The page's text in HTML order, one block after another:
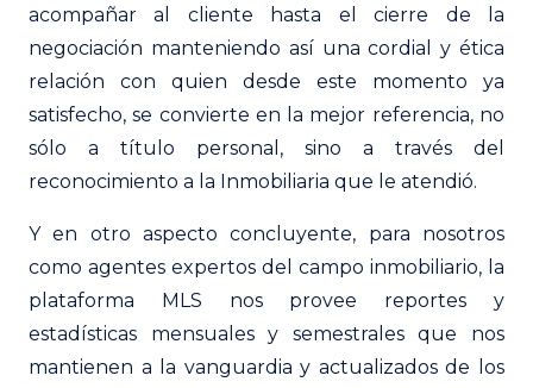
acompañar al cliente hasta el cierre de la
negociación manteniendo así una cordial y ética
relación con quien desde este momento ya
satisfecho, se convierte en la mejor referencia, no
sólo a título personal, sino a través del
reconocimiento a la Inmobiliaria que le atendió.
Y en otro aspecto concluyente, para nosotros
como agentes expertos del campo inmobiliario, la
plataforma MLS nos provee reportes y
estadísticas mensuales y semestrales que nos
mantienen a la vanguardia y actualizados de los